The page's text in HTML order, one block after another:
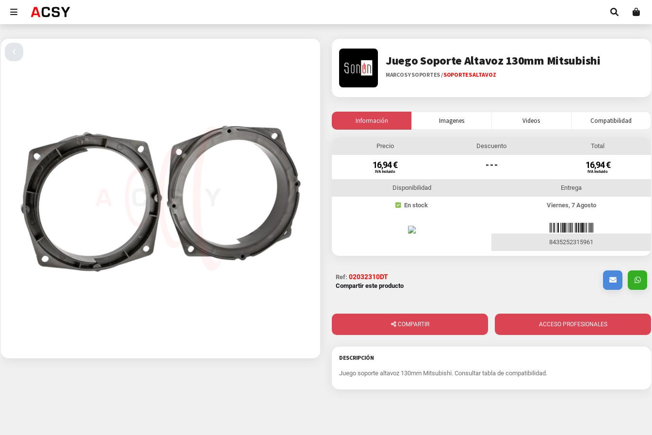
Juego Soporte Altavoz 130mm Mitsubishi
MARCOS Y SOPORTES/SOPORTES ALTAVOZ
Información Imagenes Videos Compatibilidad
Precio
16,94 €
IVA Incluido
Descuento
- - -
Total
16,94 €
IVA Incluido
Disponibilidad
En stock
Entrega
Viernes, 7 Agosto
8435252315961
Ref: 02032310DT
Compartir este producto
COMPARTIR ACCESO PROFESIONALES
DESCRIPCIÓN
Juego soporte altavoz 130mm Mitsubishi. Consultar tabla de compatibilidad.